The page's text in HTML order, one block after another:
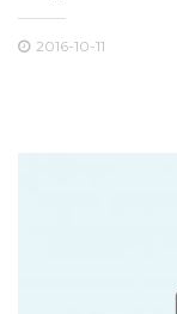
2016-10-11